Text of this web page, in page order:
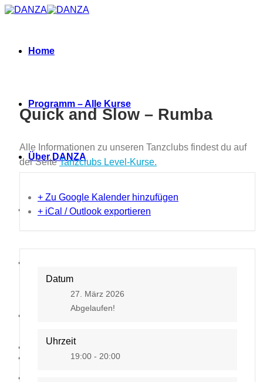
Zum
Home
Programm – Alle Kurse
Über DANZA
Neues
Quick and Slow – Rumba
Alle Informationen zu unseren Tanzclubs findest du auf
der SeiteTanzclubs Level-Kurse.
+ Zu Google Kalender hinzufügen
+ iCal / Outlook exportieren
Datum
27. März 2026
Abgelaufen!
Uhrzeit
19:00 - 20:00